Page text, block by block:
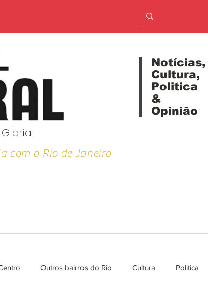
Notícias,
Cultura,
Politica
&
Opinião
com o Rio de Janeiro
Outros bairros do Rio Cultura Politica